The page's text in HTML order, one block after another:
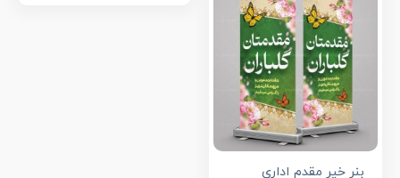
بنر خیر مقدم اداری